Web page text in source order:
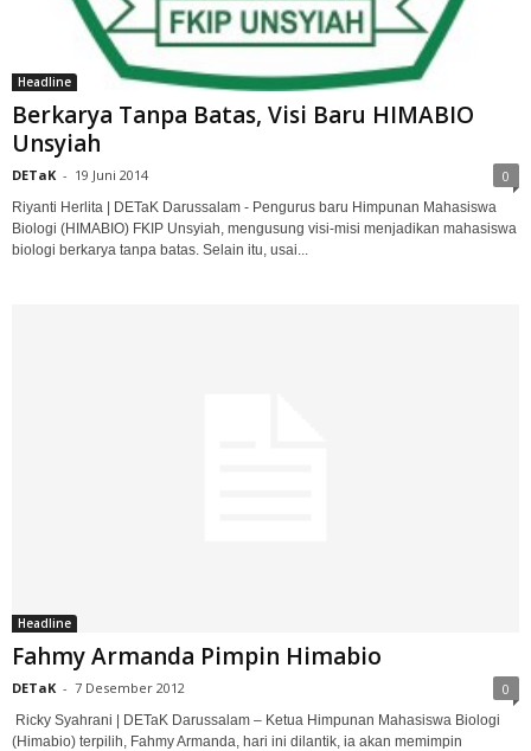
Headline
Berkarya Tanpa Batas, Visi Baru HIMABIO
Unsyiah
DETaK - 19 Juni 2014 0
Riyanti Herlita | DETaK Darussalam - Pengurus baru Himpunan Mahasiswa
Biologi (HIMABIO) FKIP Unsyiah, mengusung visi-misi menjadikan mahasiswa
biologi berkarya tanpa batas. Selain itu, usai...
Headline
Fahmy Armanda Pimpin Himabio
DETaK - 7 Desember 2012 0
Ricky Syahrani | DETaK Darussalam – Ketua Himpunan Mahasiswa Biologi
(Himabio) terpilih, Fahmy Armanda, hari ini dilantik, ia akan memimpin